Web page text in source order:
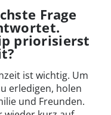
Frage
priorisierst
ist wichtig. Um
erledigen, holen
und Freunden.